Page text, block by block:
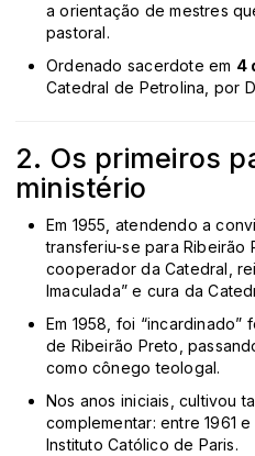
a orientação de mestres
pastoral.
Ordenado sacerdote em 4
Catedral de Petrolina, por
2. Os primeiros
ministério
Em 1955, atendendo a
transferiu-se para Ribeirão
cooperador da Catedral,
Imaculada” e cura da
Em 1958, foi “incardinado”
de Ribeirão Preto,
como cônego teologal.
Nos anos iniciais, cultivou
complementar: entre 1961
Instituto Católico de Paris.